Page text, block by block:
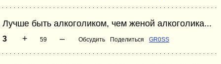
Лучше быть алкоголиком, чем женой алкоголика...
3 + 59 – Обсудить Поделиться GR0SS